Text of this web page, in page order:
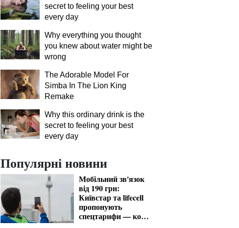
secret to feeling your best
every day
Why everything you thought
you knew about water might be
wrong
The Adorable Model For
Simba In The Lion King
Remake
Why this ordinary drink is the
secret to feeling your best
every day
Популярні новини
Мобільний зв'язок
від 190 грн:
Київстар та lifecell
пропонують
спецтарифи — кому